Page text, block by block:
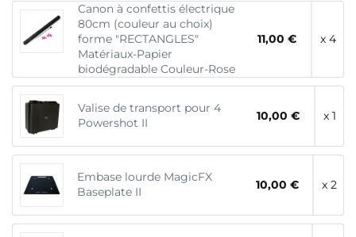
Canon à confettis électrique
80cm (couleur au choix)
forme "RECTANGLES"
Matériaux-Papier
biodégradable Couleur-Rose
11,00 € x 4
Valise de transport pour 4
Powershot II
10,00 € x 1
Embase lourde MagicFX
Baseplate II
10,00 € x 2